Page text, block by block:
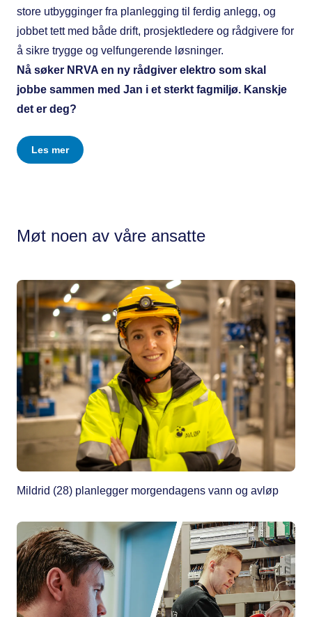
store utbygginger fra planlegging til ferdig anlegg, og
jobbet tett med både drift, prosjektledere og rådgivere for
å sikre trygge og velfungerende løsninger.
Nå søker NRVA en ny rådgiver elektro som skal
jobbe sammen med Jan i et sterkt fagmiljø. Kanskje
det er deg?
Les mer
Møt noen av våre ansatte
Mildrid (28) planlegger morgendagens vann og avløp